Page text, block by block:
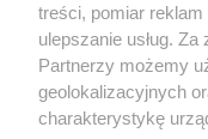
X
treści, pomiar
ulepszanie usług.
Partnerzy możemy
geolokalizacyjnych
charakterystykę